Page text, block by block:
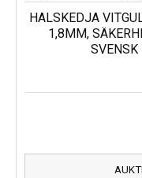
HALSKEDJA
1,8MM,
SVENSK